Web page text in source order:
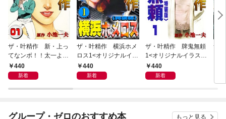
ザ・叶精作 新・上っ
てなンボ！！太一よ泣
くな1<特装版>
440
新着
ザ・叶精作 横浜ホメ
ロス1<オリジナルイラ
スト入り特装版>
440
新着
ザ・叶精作 牌鬼無頼
1<オリジナルイラスト
入り特装版>
440
新着
ザ
グループ・ゼロのおすすめ本 もっと見る